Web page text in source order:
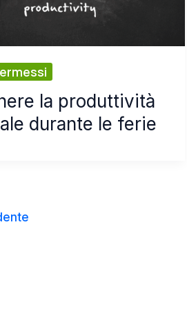
la produttività
durante le ferie